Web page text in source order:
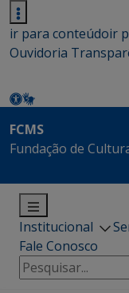
ir para conteúdoir
Ouvidoria
FCMS
Fundação de
Institucional
Fale Conosco
Pesquisar
por: